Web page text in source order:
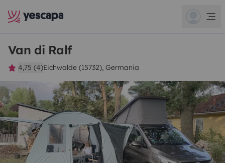
Van di Ralf
4,75 (4)Eichwalde (15732), Germania